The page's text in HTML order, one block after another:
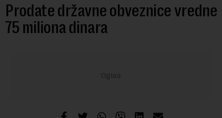
Prodate državne obveznice vredne
75 miliona dinara